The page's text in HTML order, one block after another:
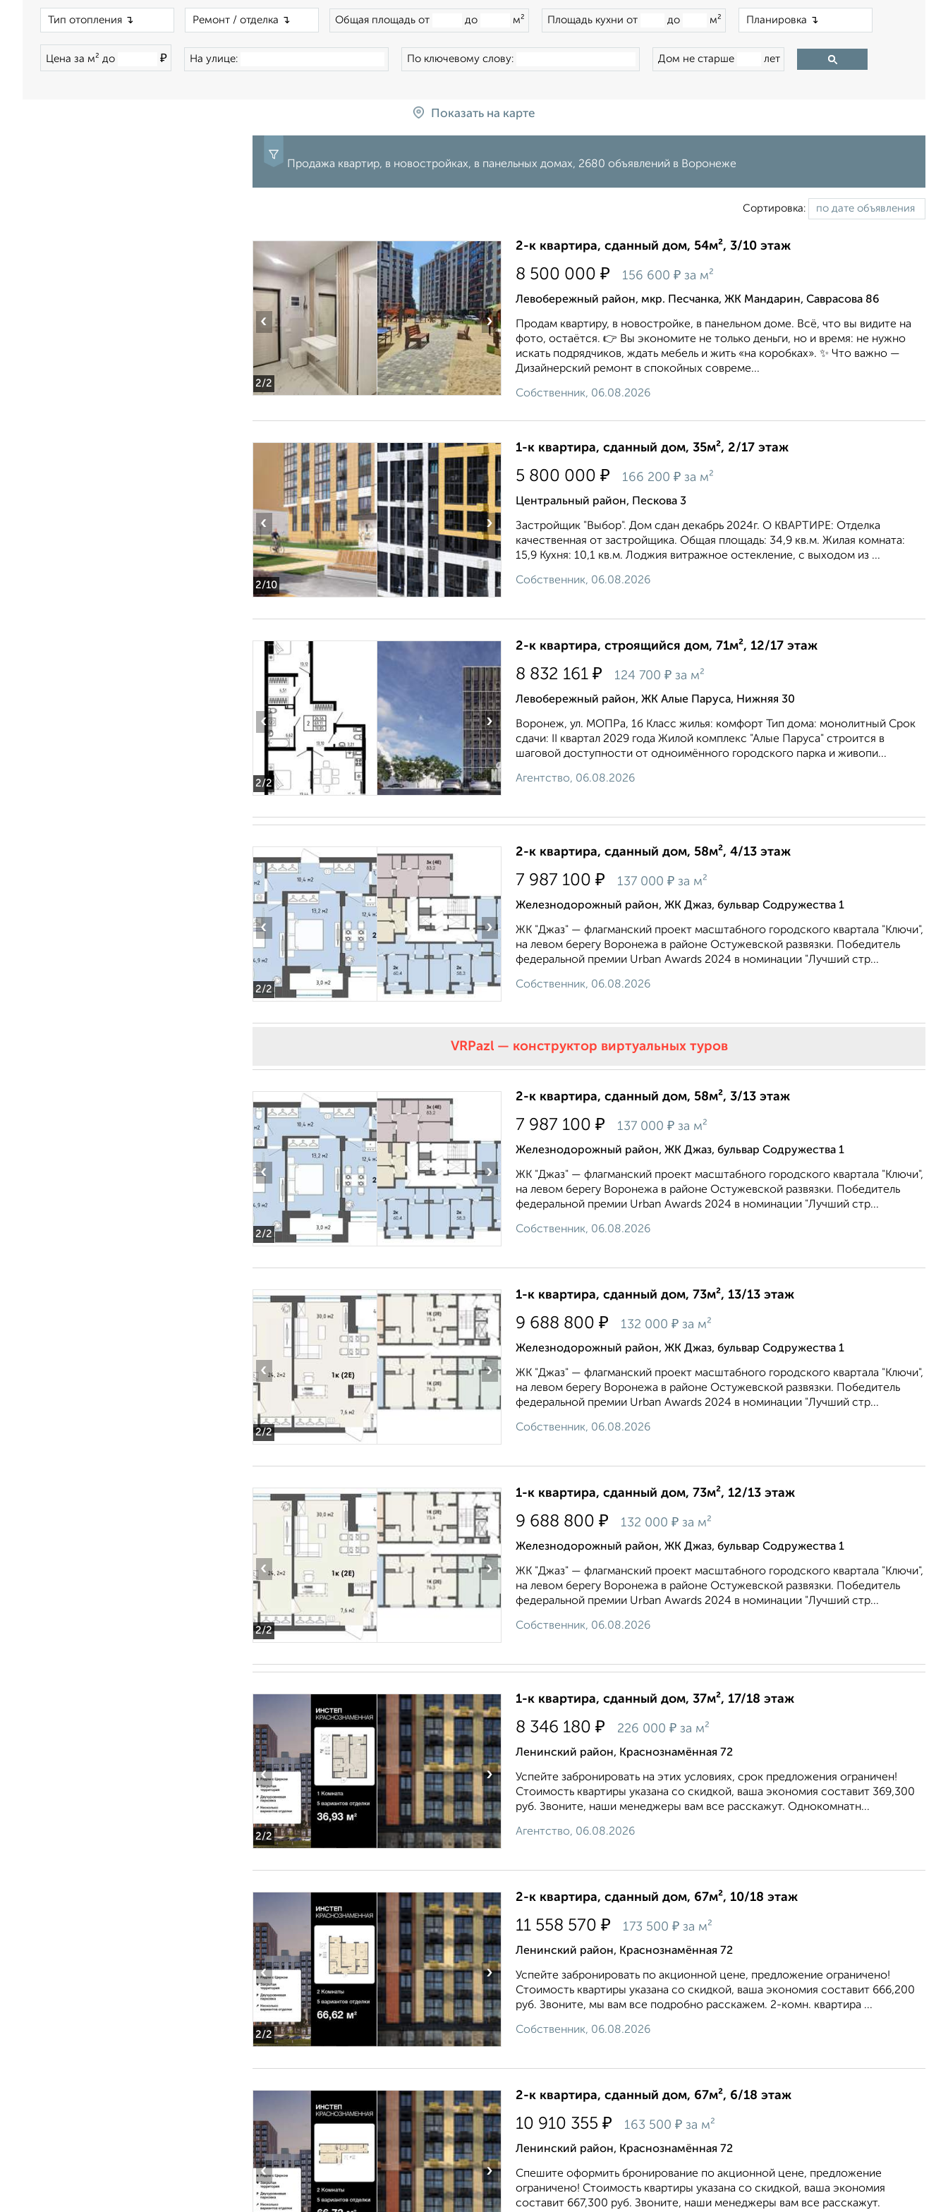
Общая площадь от до м² Площадь кухни от до м²
Цена за м² до ₽ На улице: По ключевому слову: Дом не старше лет
Показать на карте
Продажа квартир, в новостройках, в панельных домах, 2680 объявлений в Воронеже
Сортировка:
2/2
‹ ›
2-к квартира, сданный дом, 54м², 3/10 этаж
8 500 000 ₽ 156 600 ₽ за м²
Левобережный район, мкр. Песчанка, ЖК Мандарин, Саврасова 86
Продам квартиру, в новостройке, в панельном доме. Всё, что вы видите на
фото, остаётся. 👉 Вы экономите не только деньги, но и время: не нужно
искать подрядчиков, ждать мебель и жить «на коробках». ✨ Что важно —
Дизайнерский ремонт в спокойных совреме...
Собственник, 06.08.2026
2/10
‹ ›
1-к квартира, сданный дом, 35м², 2/17 этаж
5 800 000 ₽ 166 200 ₽ за м²
Центральный район, Пескова 3
Застройщик "Выбор". Дом сдан декабрь 2024г. О КВАРТИРЕ: Отделка
качественная от застройщика. Общая площадь: 34,9 кв.м. Жилая комната:
15,9 Кухня: 10,1 кв.м. Лоджия витражное остекление, с выходом из ...
Собственник, 06.08.2026
2/2
‹ ›
2-к квартира, строящийся дом, 71м², 12/17 этаж
8 832 161 ₽ 124 700 ₽ за м²
Левобережный район, ЖК Алые Паруса, Нижняя 30
Воронеж, ул. МОПРа, 1б Класс жилья: комфорт Тип дома: монолитный Срок
сдачи: II квартал 2029 года Жилой комплекс "Алые Паруса" строится в
шаговой доступности от одноимённого городского парка и живопи...
Агентство, 06.08.2026
2/2
‹ ›
2-к квартира, сданный дом, 58м², 4/13 этаж
7 987 100 ₽ 137 000 ₽ за м²
Железнодорожный район, ЖК Джаз, бульвар Содружества 1
ЖК "Джаз" — флагманский проект масштабного городского квартала "Ключи",
на левом берегу Воронежа в районе Остужевской развязки. Победитель
федеральной премии Urban Awards 2024 в номинации "Лучший стр...
Собственник, 06.08.2026
VRPazl — конструктор виртуальных туров
2/2
‹ ›
2-к квартира, сданный дом, 58м², 3/13 этаж
7 987 100 ₽ 137 000 ₽ за м²
Железнодорожный район, ЖК Джаз, бульвар Содружества 1
ЖК "Джаз" — флагманский проект масштабного городского квартала "Ключи",
на левом берегу Воронежа в районе Остужевской развязки. Победитель
федеральной премии Urban Awards 2024 в номинации "Лучший стр...
Собственник, 06.08.2026
2/2
‹ ›
1-к квартира, сданный дом, 73м², 13/13 этаж
9 688 800 ₽ 132 000 ₽ за м²
Железнодорожный район, ЖК Джаз, бульвар Содружества 1
ЖК "Джаз" — флагманский проект масштабного городского квартала "Ключи",
на левом берегу Воронежа в районе Остужевской развязки. Победитель
федеральной премии Urban Awards 2024 в номинации "Лучший стр...
Собственник, 06.08.2026
2/2
‹ ›
1-к квартира, сданный дом, 73м², 12/13 этаж
9 688 800 ₽ 132 000 ₽ за м²
Железнодорожный район, ЖК Джаз, бульвар Содружества 1
ЖК "Джаз" — флагманский проект масштабного городского квартала "Ключи",
на левом берегу Воронежа в районе Остужевской развязки. Победитель
федеральной премии Urban Awards 2024 в номинации "Лучший стр...
Собственник, 06.08.2026
2/2
‹ ›
1-к квартира, сданный дом, 37м², 17/18 этаж
8 346 180 ₽ 226 000 ₽ за м²
Ленинский район, Краснознамённая 72
Успейте забронировать на этих условиях, срок предложения ограничен!
Стоимость квартиры указана со скидкой, ваша экономия составит 369,300
руб. Звоните, наши менеджеры вам все расскажут. Однокомнатн...
Агентство, 06.08.2026
2/2
‹ ›
2-к квартира, сданный дом, 67м², 10/18 этаж
11 558 570 ₽ 173 500 ₽ за м²
Ленинский район, Краснознамённая 72
Успейте забронировать по акционной цене, предложение ограничено!
Стоимость квартиры указана со скидкой, ваша экономия составит 666,200
руб. Звоните, мы вам все подробно расскажем. 2-комн. квартира ...
Собственник, 06.08.2026
‹ ›
2-к квартира, сданный дом, 67м², 6/18 этаж
10 910 355 ₽ 163 500 ₽ за м²
Ленинский район, Краснознамённая 72
Спешите оформить бронирование по акционной цене, предложение
ограничено! Стоимость квартиры указана со скидкой, ваша экономия
составит 667,300 руб. Звоните, наши менеджеры вам все расскажут.